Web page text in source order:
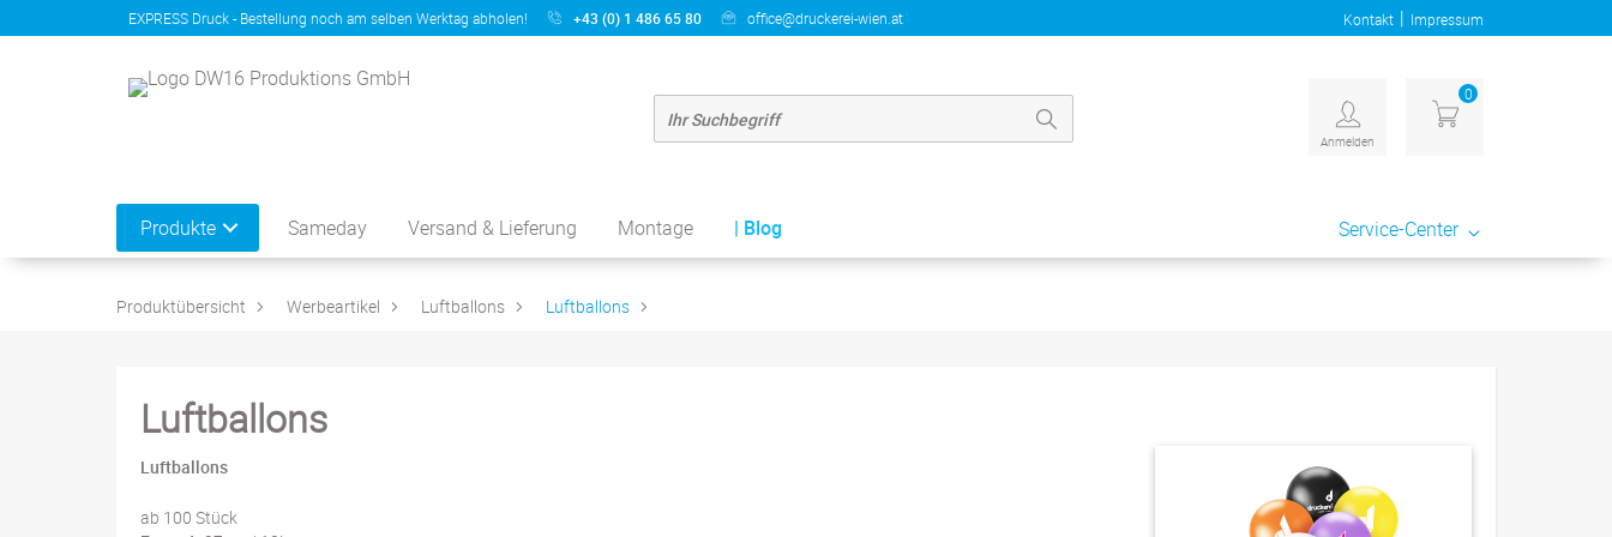
EXPRESS Druck - Bestellung noch am selben Werktag abholen! +43 (0) 1 486 65 80 office@druckerei-wien.at Kontakt | Impressum
Anmelden
0
Produkte Sameday Versand & Lieferung Montage | Blog Service-Center
Produktübersicht Werbeartikel Luftballons Luftballons
Luftballons
Luftballons
ab 100 Stück